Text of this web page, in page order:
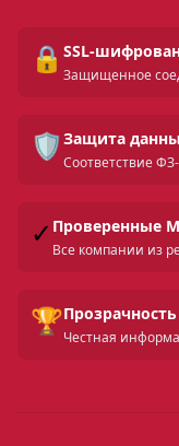
🔒 SSL-
Защищенное
🛡️ Защита
Соответствие
✓ Проверенные
Все компании из
🏆Прозрачность
Честная